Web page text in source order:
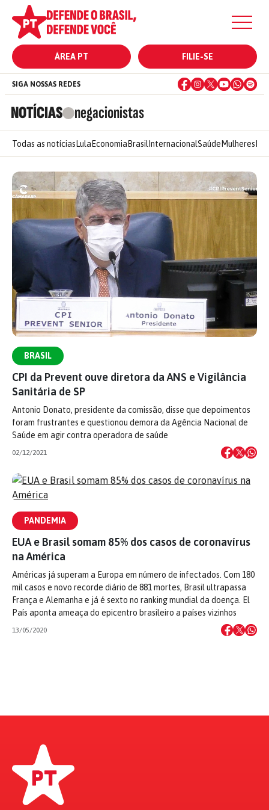
ÁREA PT FILIE-SE
NOTÍCIAS negacionistas
SIGA NOSSAS REDES
Todas as notícias Lula Economia Brasil InternacionalSaúde Mulheres
BRASIL
CPI da Prevent ouve diretora da ANS e Vigilância
Sanitária de SP
Antonio Donato, presidente da comissão, disse que depoimentos
foram frustrantes e questionou demora da Agência Nacional de
Saúde em agir contra operadora de saúde
02/12/2021
PANDEMIA
EUA e Brasil somam 85% dos casos de coronavírus
na América
Américas já superam a Europa em número de infectados. Com 180
mil casos e novo recorde diário de 881 mortes, Brasil ultrapassa
França e Alemanha e já é sexto no ranking mundial da doença. El
País aponta ameaça do epicentro brasileiro a países vizinhos
13/05/2020